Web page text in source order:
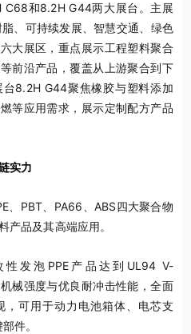
C68和8.2H G44两大展台。主展
、可持续发展、智慧交通、绿色
大展区，重点展示工程塑料聚合
前沿产品，覆盖从上游聚合到下
8.2H G44聚焦橡胶与塑料添加
等应用需求，展示定制配方产品
实力
、PBT、PA66、ABS四大聚合物
产品及其高端应用。
发泡PPE产品达到UL94 V-
械强度与优良耐冲击性能，全面
可用于动力电池箱体、电芯支
件。